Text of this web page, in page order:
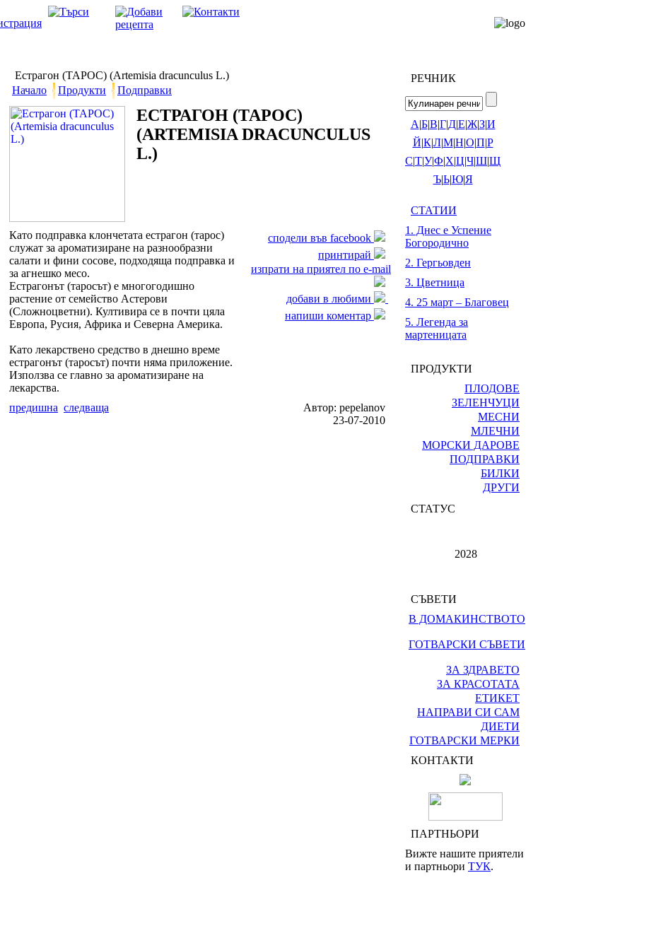
Естрагон (ТАРОС) (Artemisia dracunculus L.)
Начало
Продукти Подправки
ЕСТРАГОН (ТАРОС)
(ARTEMISIA DRACUNCULUS
L.)
Като подправка клончетата естрагон (тарос)
служат за ароматизиране на разнообразни
салати и фини сосове, подходяща подправка и
за агнешко месо.
Естрагонът (таросът) е многогодишно
растение от семейство Астерови
(Сложноцветни). Култивира се в почти цяла
Европа, Русия, Африка и Северна Америка.
Като лекарствено средство в днешно време
естрагонът (таросът) почти няма приложение.
Използва се главно за ароматизиране на
лекарства.
сподели във facebook
принтирай
изпрати на приятел по e-mail
добави в любими
напиши коментар
предишна следваща
Автор: pepelanov
23-07-2010
РЕЧНИК
А|Б|В|Г|Д|Е|Ж|З|И
Й|К|Л|М|Н|О|П|Р
С|Т|У|Ф|Х|Ц|Ч|Ш|Щ
Ъ|Ь|Ю|Я
СТАТИИ
1. Днес е Успение
Богородично
2. Гергьовден
3. Цветница
4. 25 март – Благовец
5. Легенда за
мартеницата
ПРОДУКТИ
ПЛОДОВЕ
ЗЕЛЕНЧУЦИ
МЕСНИ
МЛЕЧНИ
МОРСКИ ДАРОВЕ
ПОДПРАВКИ
БИЛКИ
ДРУГИ
СТАТУС
2028
СЪВЕТИ
В ДОМАКИНСТВОТО
ГОТВАРСКИ СЪВЕТИ
ЗА ЗДРАВЕТО
ЗА КРАСОТАТА
ЕТИКЕТ
НАПРАВИ СИ САМ
ДИЕТИ
ГОТВАРСКИ МЕРКИ
КОНТАКТИ
ПАРТНЬОРИ
Вижте нашите приятели
и партньори ТУК.